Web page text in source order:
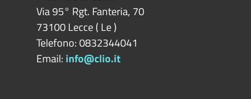
Via 95° Rgt. Fanteria, 70
73100Lecce( Le)
Telefono: 0832344041
Email: info@clio.it